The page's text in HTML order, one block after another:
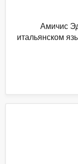
Амичис
итальянском